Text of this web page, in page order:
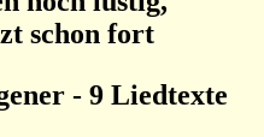
schon fort
- 9 Liedtexte